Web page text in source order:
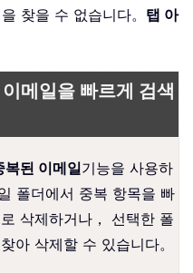
찾을 수 없습니다。 탭 아
메일을 빠르게 검색
복된 이메일기능을 사용하
폴더에서 중복 항목을 빠
삭제하거나， 선택한 폴
아 삭제할 수 있습니다。